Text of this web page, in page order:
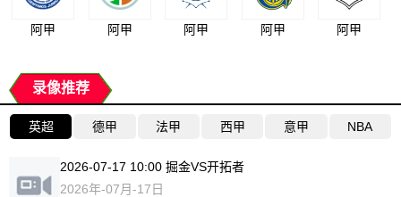
阿甲 阿甲 阿甲 阿甲 阿甲
录像推荐
英超 德甲 法甲 西甲 意甲 NBA
2026-07-17 10:00 掘金VS开拓者
2026年-07月-17日